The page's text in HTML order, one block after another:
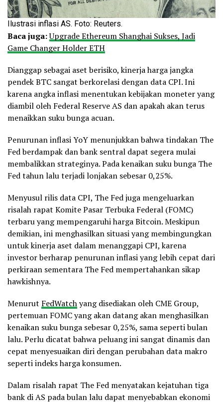
Ilustrasi inflasi AS. Foto: Reuters.
Baca juga:Upgrade Ethereum Shanghai Sukses, Jadi
Game Changer Holder ETH
Dianggap sebagai aset berisiko, kinerja harga jangka
pendek BTC sangat berkorelasi dengan data CPI. Ini
karena angka inflasi menentukan kebijakan moneter yang
diambil oleh Federal Reserve AS dan apakah akan terus
menaikkan suku bunga acuan.
Penurunan inflasi YoY menunjukkan bahwa tindakan The
Fed berdampak dan bank sentral dapat segera mulai
membalikkan strateginya. Pada kenaikan suku bunga The
Fed tahun lalu terjadi lonjakan sebesar 0,25%.
Menyusul rilis data CPI, The Fed juga mengeluarkan
risalah rapat Komite Pasar Terbuka Federal (FOMC)
terbaru yang mempengaruhi harga Bitcoin. Meskipun
demikian, ini menghasilkan situasi yang membingungkan
untuk kinerja aset dalam menanggapi CPI, karena
investor berharap penurunan inflasi yang lebih cepat dari
perkiraan sementara The Fed mempertahankan sikap
hawkishnya.
Menurut FedWatchyang disediakan oleh CME Group,
pertemuan FOMC yang akan datang akan menghasilkan
kenaikan suku bunga sebesar 0,25%, sama seperti bulan
lalu. Perlu dicatat bahwa peluang ini sangat dinamis dan
cepat menyesuaikan diri dengan perubahan data makro
seperti indeks harga konsumen.
Dalam risalah rapat The Fed menyatakan kejatuhan tiga
bank di AS pada bulan lalu dapat menyebabkan ekonomi